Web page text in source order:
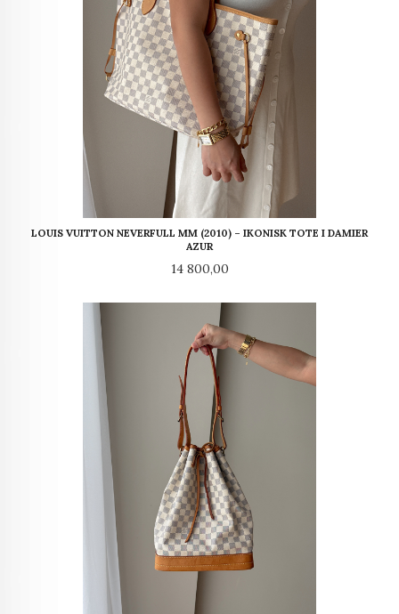
LOUIS VUITTON NEVERFULL MM (2010) – IKONISK TOTE I DAMIER
AZUR
Pris
14 800,00